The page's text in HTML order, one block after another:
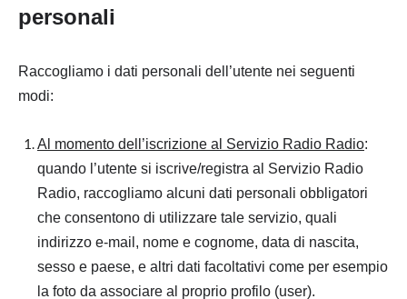
personali
Raccogliamo i dati personali dell’utente nei seguenti
modi:
Al momento dell’iscrizione al Servizio Radio Radio:
quando l’utente si iscrive/registra al Servizio Radio
Radio, raccogliamo alcuni dati personali obbligatori
che consentono di utilizzare tale servizio, quali
indirizzo e-mail, nome e cognome, data di nascita,
sesso e paese, e altri dati facoltativi come per esempio
la foto da associare al proprio profilo (user).